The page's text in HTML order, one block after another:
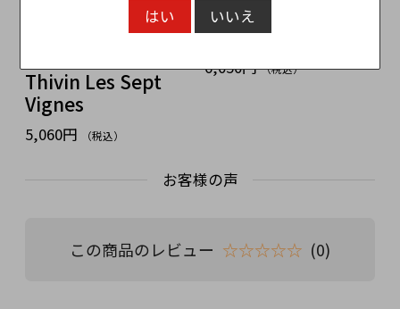
シャトー・ティヴァ
ン レ・セット・ヴ
Thivin Les Sept
Vignes
5,060円 （税込）
ラ・サビア Las
Sabias
6,050円 （税込）
お客様の声
この商品のレビュー ☆☆☆☆☆ (0)
はい いいえ